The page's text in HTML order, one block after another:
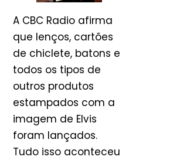
A CBC Radio afirma
que lenços, cartões
de chiclete, batons e
todos os tipos de
outros produtos
estampados com a
imagem de Elvis
foram lançados.
Tudo isso aconteceu